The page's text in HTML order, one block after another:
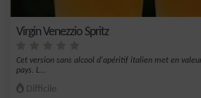
Virgin Venezzio Spritz
Cet version sans alcool d'apéritif italien met en
pays. L...
Difficile